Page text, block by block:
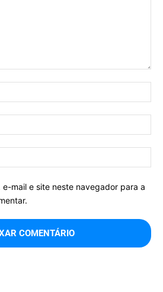
e-mail e site neste navegador para a